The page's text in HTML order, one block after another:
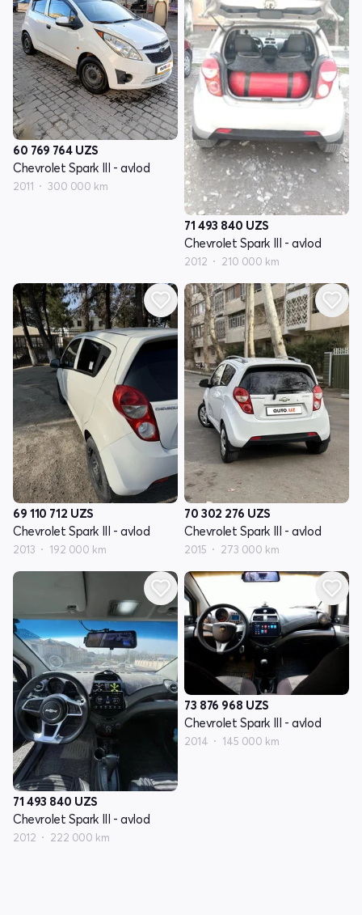
60 769 764 UZS
Chevrolet Spark III - avlod
2011 300 000 km
71 493 840 UZS
Chevrolet Spark III - avlod
2012 210 000 km
69 110 712 UZS
Chevrolet Spark III - avlod
2013 192 000 km
70 302 276 UZS
Chevrolet Spark III - avlod
2015 273 000 km
71 493 840 UZS
Chevrolet Spark III - avlod
2012 222 000 km
73 876 968 UZS
Chevrolet Spark III - avlod
2014 145 000 km